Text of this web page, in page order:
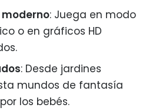
moderno: Juega en modo
o en gráficos HD
: Desde jardines
mundos de fantasía
los bebés.